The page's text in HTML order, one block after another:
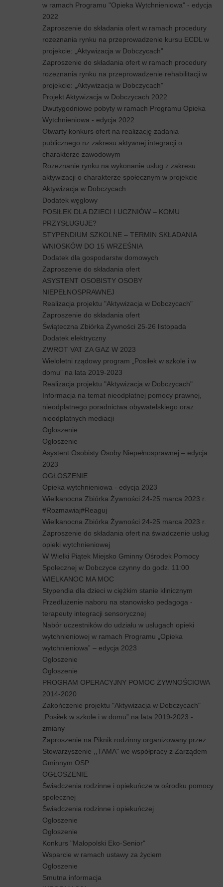
w ramach Programu "Opieka Wytchnieniowa" - edycja
2022
Zaproszenie do składania ofert w ramach procedury
rozeznania rynku na przeprowadzenie kursu ECDL w
projekcie: „Aktywizacja w Dobczycach”
Zaproszenie do składania ofert w ramach procedury
rozeznania rynku na przeprowadzenie rehabilitacji w
projekcie: „Aktywizacja w Dobczycach”
Projekt Aktywizacja w Dobczycach 2022
Dwutygodniowe pobyty w ramach Programu Opieka
Wytchnieniowa - edycja 2022
Otwarty konkurs ofert na realizację zadania
publicznego nz zakresu aktywnej integracji o
charakterze zawodowym
Rozeznanie rynku na wykonanie usług z zakresu
aktywizacji o charakterze społecznym w projekcie
Aktywizacja w Dobczycach
Dodatek węglowy
POSIŁEK DLA DZIECI I UCZNIÓW – KOMU
PRZYSŁUGUJE?
STYPENDIUM SZKOLNE – TERMIN SKŁADANIA
WNIOSKÓW DO 15 WRZEŚNIA
Dodatek dla gospodarstw domowych
Zaproszenie do składania ofert
ASYSTENT OSOBISTY OSOBY
NIEPEŁNOSPRAWNEJ
Realizacja projektu "Aktywizacja w Dobczycach"
Zaproszenie do składania ofert
Świąteczna Zbiórka Żywności 25-26 listopada
Dodatek elektryczny
ZWROT VAT ZA GAZ W 2023
Wieloletni rządowy program „Posiłek w szkole i w
domu” na lata 2019-2023
Realizacja projektu "Aktywizacja w Dobczycach"
Informacja na temat nieodpłatnej pomocy prawnej,
nieodpłatnego poradnictwa obywatelskiego oraz
nieodpłatnych mediacji
Ogłoszenie
Ogłoszenie
Asystent Osobisty Osoby Niepełnosprawnej – edycja
2023
OGŁOSZENIE
Opieka wytchnieniowa - edycja 2023
Wielkanocna Zbiórka Żywności 24-25 marca 2023 r.
#Rozmawiaj#Reaguj
Wielkanocna Zbiórka Żywności 24-25 marca 2023 r.
Zaproszenie do składania ofert na świadczenie usług
opieki wytchnieniowej
W Wielki Piątek Miejsko Gminny Ośrodek Pomocy
Społecznej w Dobczyce czynny do godz. 11:00
WIELKANOC MA MOC
Stypendia dla dzieci w ciężkim stanie klinicznym
Przedłużenie naboru na stanowisko pedagoga -
terapeuty integracji sensorycznej
Nabór uczestników do udziału w usługach opieki
wytchnieniowej w ramach Programu „Opieka
wytchnieniowa” – edycja 2023
Ogłoszenie
Ogłoszenie
PROGRAM OPERACYJNY POMOC ŻYWNOŚCIOWA
2014-2020
Zakończenie projektu "Aktywizacja w Dobczycach"
„Posiłek w szkole i w domu” na lata 2019-2023 -
zmiany
Zaproszenie na Piknik rodzinny organizowany przez
Stowarzyszenie ,,TAMA" we współpracy z Zarządem
Gminnym OSP
OGŁOSZENIE
Świadczenia rodzinne i opiekuńcze w ośrodku pomocy
społecznej
Świadczenia rodzinne i opiekuńczej
Ogłoszenie
Ogłoszenie
Konkurs "Małopolski Eko-Senior"
Wsparcie w ramach ustawy za życiem
Ogłoszenie
Smutna informacja